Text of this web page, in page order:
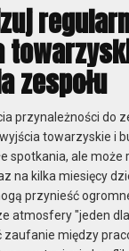
zespołu
przynależności do
towarzyskie i
spotkania, ale może
na kilka miesięcy
przynieść
atmosfery "jeden
zaufanie między